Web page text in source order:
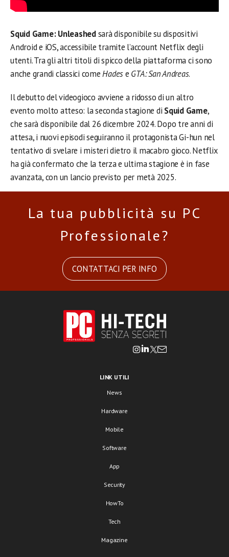
Squid Game: Unleashedsarà disponibile su dispositivi
Android e iOS, accessibile tramite l’account Netflix degli
utenti. Tra gli altri titoli di spicco della piattaforma ci sono
anche grandi classici comeHadese GTA: San Andreas.
Il debutto del videogioco avviene a ridosso di un altro
evento molto atteso: la seconda stagione di Squid Game,
che sarà disponibile dal 26 dicembre 2024. Dopo tre anni di
attesa, i nuovi episodi seguiranno il protagonista Gi-hun nel
tentativo di svelare i misteri dietro il macabro gioco. Netflix
ha già confermato che la terza e ultima stagione è in fase
avanzata, con un lancio previsto per metà 2025.
La tua pubblicità su PC
Professionale?
CONTATTACI PER INFO
LINK UTILI
News
Hardware
Mobile
Software
App
Security
HowTo
Tech
Magazine